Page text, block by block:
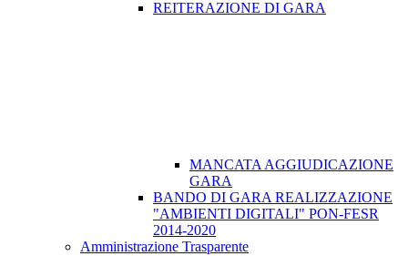
REITERAZIONE DI GARA
MANCATA AGGIUDICAZIONE
GARA
BANDO DI GARA REALIZZAZIONE
"AMBIENTI DIGITALI" PON-FESR
2014-2020
Amministrazione Trasparente